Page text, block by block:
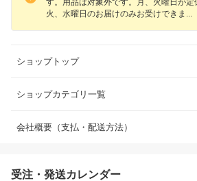
す。用品は対象外です。月、火曜日が定
火、水曜日のお届けのみお受けでき ま
ショップトップ
ショップカテゴリ一覧
会社概要（支払・配送方法）
受注・発送カレンダー